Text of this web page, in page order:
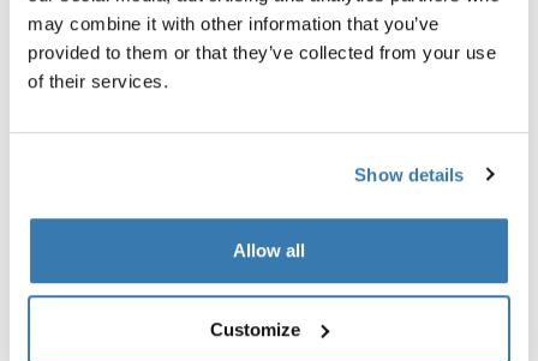
may combine it with other information that you’ve
provided to them or that they’ve collected from your use
of their services.
Show details
Allow all
Customize
Toggle overview
Produktbeskrivning
Toggle features
Alla funktioner
Recensioner